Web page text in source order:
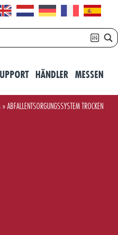
HÄNDLER MESSEN
»ABFALLENTSORGUNGSSYSTEM TROCKEN